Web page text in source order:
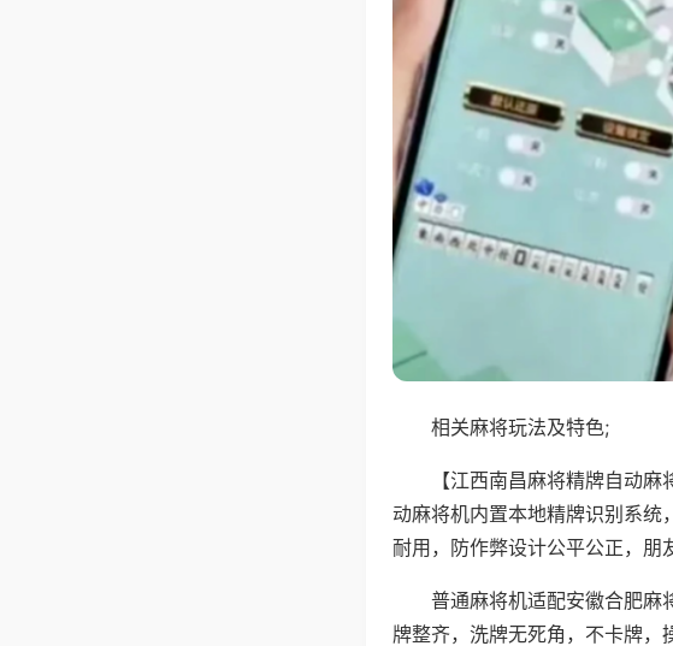
相关麻将玩法及特色;
【江西南昌麻将精牌自动
动麻将机内置本地精牌识别系统
耐用，防作弊设计公平公正，朋
普通麻将机适配安徽合肥麻
牌整齐，洗牌无死角，不卡牌，